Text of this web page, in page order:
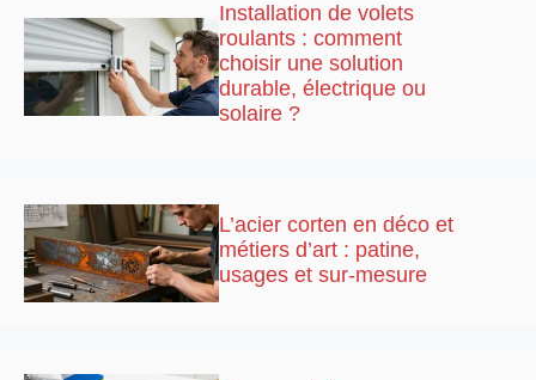
Installation de volets
roulants : comment
choisir une solution
durable, électrique ou
solaire ?
L’acier corten en déco et
métiers d’art : patine,
usages et sur-mesure